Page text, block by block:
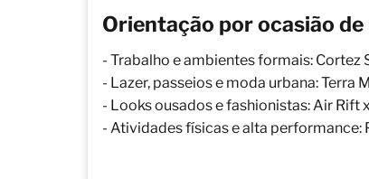
Orientação por ocasião de
- Trabalho e ambientes formais: Cortez
- Lazer, passeios e moda urbana: Terra
- Looks ousados e fashionistas: Air Rift
- Atividades físicas e alta performance: